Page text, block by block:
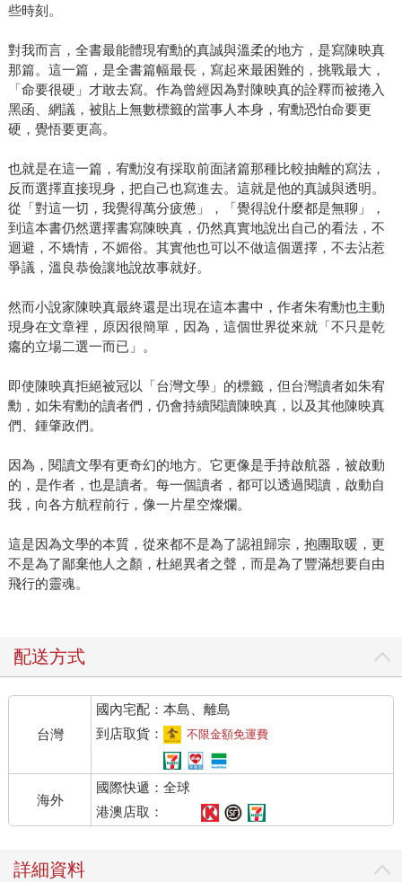
些時刻。
對我而言，全書最能體現宥勳的真誠與溫柔的地方，是寫陳映真
那篇。這一篇，是全書篇幅最長，寫起來最困難的，挑戰最大，
「命要很硬」才敢去寫。作為曾經因為對陳映真的詮釋而被捲入
黑函、網議，被貼上無數標籤的當事人本身，宥勳恐怕命要更
硬，覺悟要更高。
也就是在這一篇，宥勳沒有採取前面諸篇那種比較抽離的寫法，
反而選擇直接現身，把自己也寫進去。這就是他的真誠與透明。
從「對這一切，我覺得萬分疲憊」，「覺得說什麼都是無聊」，
到這本書仍然選擇書寫陳映真，仍然真實地說出自己的看法，不
迴避，不矯情，不媚俗。其實他也可以不做這個選擇，不去沾惹
爭議，溫良恭儉讓地說故事就好。
然而小說家陳映真最終還是出現在這本書中，作者朱宥勳也主動
現身在文章裡，原因很簡單，因為，這個世界從來就「不只是乾
癟的立場二選一而已」。
即使陳映真拒絕被冠以「台灣文學」的標籤，但台灣讀者如朱宥
勳，如朱宥勳的讀者們，仍會持續閱讀陳映真，以及其他陳映真
們、鍾肇政們。
因為，閱讀文學有更奇幻的地方。它更像是手持啟航器，被啟動
的，是作者，也是讀者。每一個讀者，都可以透過閱讀，啟動自
我，向各方航程前行，像一片星空燦爛。
這是因為文學的本質，從來都不是為了認祖歸宗，抱團取暖，更
不是為了鄙棄他人之顏，杜絕異者之聲，而是為了豐滿想要自由
飛行的靈魂。
配送方式
台灣
國內宅配：本島、離島
到店取貨：
不限金額免運費
海外
國際快遞：全球
港澳店取：
詳細資料